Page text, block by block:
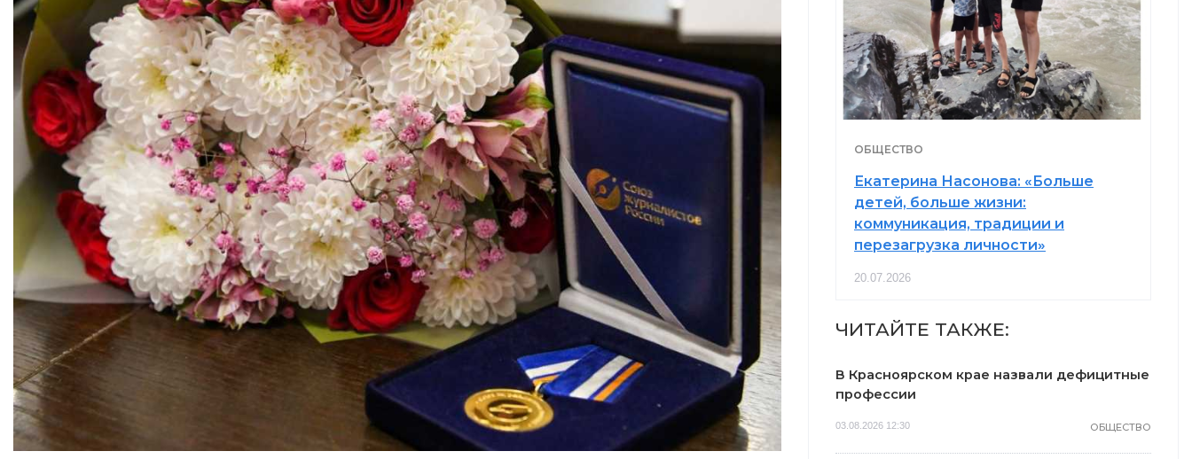
ОБЩЕСТВО
Екатерина Насонова: «Больше
детей, больше жизни:
коммуникация, традиции и
перезагрузка личности»
20.07.2026
ЧИТАЙТЕ ТАКЖЕ:
В Красноярском крае назвали дефицитные
профессии
03.08.2026 12:30 ОБЩЕСТВО